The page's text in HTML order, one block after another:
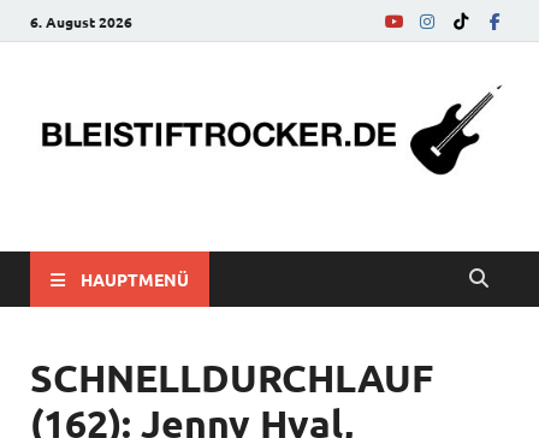
6. August 2026
bleistiftrocker.de
HAUPTMENÜ
SCHNELLDURCHLAUF
(162): Jenny Hval,